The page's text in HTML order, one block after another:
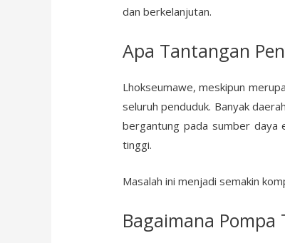
dan berkelanjutan.
Apa Tantangan
Lhokseumawe, meskipun
seluruh penduduk. Banyak
bergantung pada sumber daya
tinggi.
Masalah ini menjadi semakin
Bagaimana